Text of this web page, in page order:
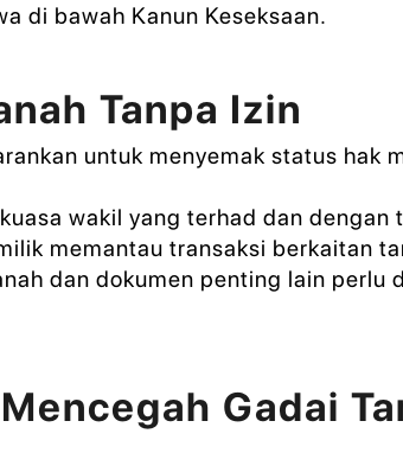
di bawah Kanun Keseksaan.
Tanpa Izin
untuk menyemak status hak
wakil yang terhad dan dengan
memantau transaksi berkaitan
dan dokumen penting lain perlu
Gadai